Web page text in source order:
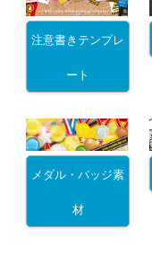
注意書きテンプレ
ート
メダル・バッジ素
材